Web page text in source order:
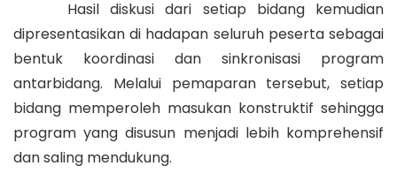
Hasil diskusi dari setiap bidang kemudian
dipresentasikan di hadapan seluruh peserta sebagai
bentuk koordinasi dan sinkronisasi program
antarbidang. Melalui pemaparan tersebut, setiap
bidang memperoleh masukan konstruktif sehingga
program yang disusun menjadi lebih komprehensif
dan saling mendukung.